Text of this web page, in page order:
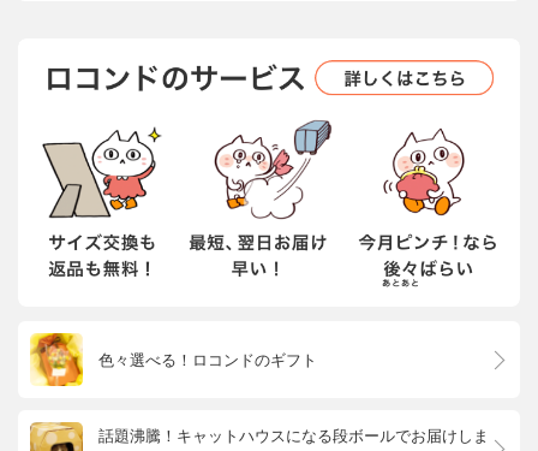
色々選べる！ロコンドのギフト
話題沸騰！キャットハウスになる段ボールでお届けしま